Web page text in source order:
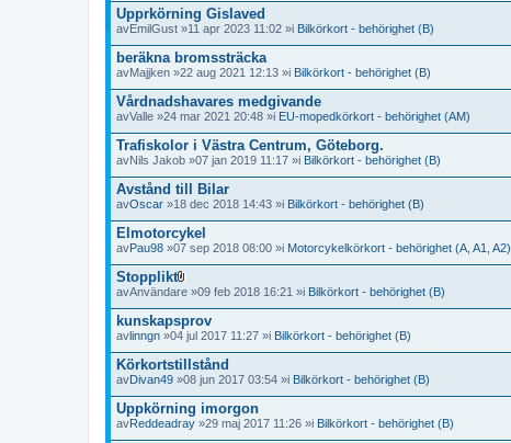
Upprkörning Gislaved
avEmilGust »11 apr 2023 11:02 »i Bilkörkort - behörighet (B)
beräkna bromssträcka
avMajjken »22 aug 2021 12:13 »i Bilkörkort - behörighet (B)
Vårdnadshavares medgivande
avValle »24 mar 2021 20:48 »i EU-mopedkörkort - behörighet (AM)
Trafiskolor i Västra Centrum, Göteborg.
avNils Jakob »07 jan 2019 11:17 »i Bilkörkort - behörighet (B)
Avstånd till Bilar
avOscar »18 dec 2018 14:43 »i Bilkörkort - behörighet (B)
Elmotorcykel
avPau98 »07 sep 2018 08:00 »i Motorcykelkörkort - behörighet (A, A1, A2)
Stopplikt
B
a
g
o
r
avAnvändare »09 feb 2018 16:21 »i Bilkörkort - behörighet (B)
kunskapsprov
avlinngn »04 jul 2017 11:27 »i Bilkörkort - behörighet (B)
Körkortstillstånd
avDivan49 »08 jun 2017 03:54 »i Bilkörkort - behörighet (B)
Uppkörning imorgon
avReddeadray »29 maj 2017 11:26 »i Bilkörkort - behörighet (B)